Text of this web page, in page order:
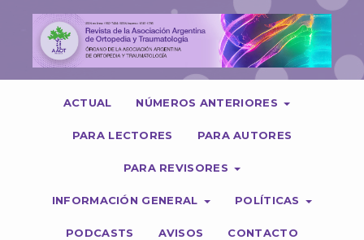
ACTUAL NÚMEROS ANTERIORES
PARA LECTORES PARA AUTORES
PARA REVISORES
INFORMACIÓN GENERAL POLÍTICAS
PODCASTS AVISOS CONTACTO